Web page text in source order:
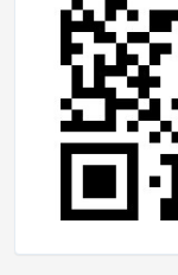
是程序自身
有个地方
个需要滚
程序重新打
个
都重命名
方案二：